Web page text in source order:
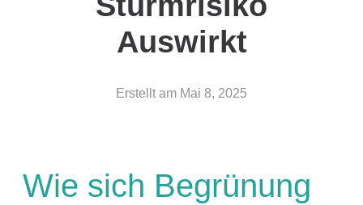
Auswirkt
Erstellt am Mai 8, 2025
Wie sich Begrünung